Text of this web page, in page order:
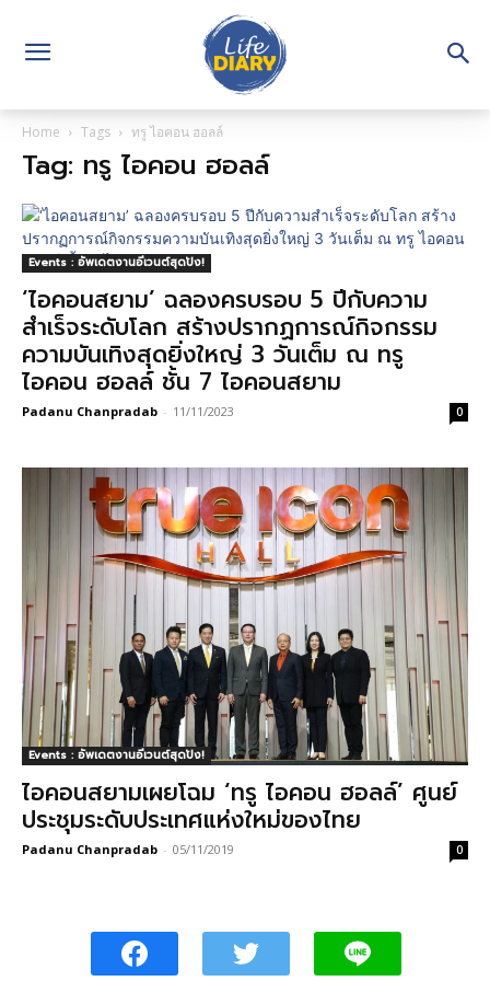
Home Tags ทรู ไอคอน ฮอลล์
Tag: ทรู ไอคอน ฮอลล์
Events : อัพเดตงานอีเวนต์สุดปัง!
‘ไอคอนสยาม’ ฉลองครบรอบ 5 ปีกับความ
สำเร็จระดับโลก สร้างปรากฏการณ์กิจกรรม
ความบันเทิงสุดยิ่งใหญ่ 3 วันเต็ม ณ ทรู
ไอคอน ฮอลล์ ชั้น 7 ไอคอนสยาม
Padanu Chanpradab - 11/11/2023 0
Events : อัพเดตงานอีเวนต์สุดปัง!
ไอคอนสยามเผยโฉม ‘ทรู ไอคอน ฮอลล์’ ศูนย์
ประชุมระดับประเทศแห่งใหม่ของไทย
Padanu Chanpradab - 05/11/2019 0